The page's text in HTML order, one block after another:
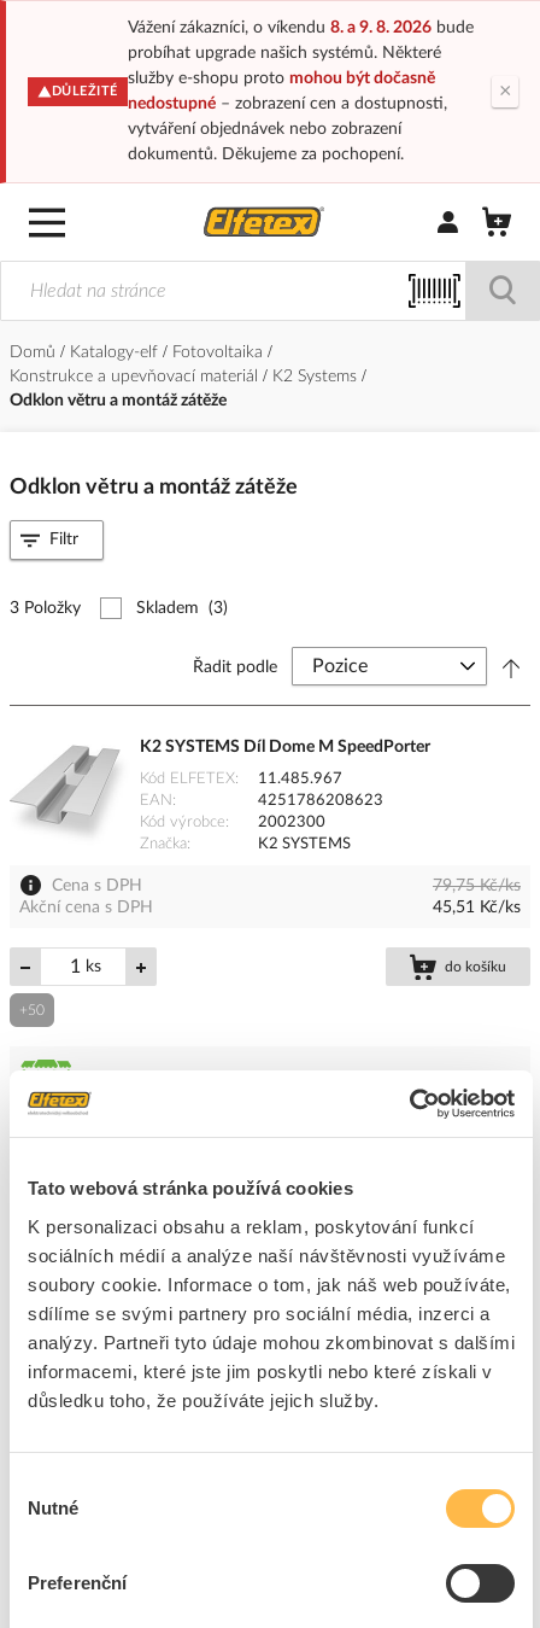
Tato webová stránka používá cookies
K personalizaci obsahu a reklam, poskytování funkcí
sociálních médií a analýze naší návštěvnosti využíváme
soubory cookie. Informace o tom, jak náš web používáte,
sdílíme se svými partnery pro sociální média, inzerci a
analýzy. Partneři tyto údaje mohou zkombinovat s dalšími
informacemi, které jste jim poskytli nebo které získali v
důsledku toho, že používáte jejich služby.
souhlasu
Nutné
Preferenční
DŮLEŽITÉ
Vážení zákazníci, o víkendu 8. a 9. 8. 2026bude
probíhat upgrade našich systémů. Některé
služby e-shopu proto mohou být dočasně
nedostupné– zobrazení cen a dostupnosti,
vytváření objednávek nebo zobrazení
dokumentů. Děkujeme za pochopení.
×
Přihlásit/
Domů Katalogy-elf
Fotovoltaika
Konstrukce a upevňovací materiál
K2 Systems
Odklon větru a montáž zátěže
Odklon větru a montáž zátěže
3 Položky Skladem (3)
Řadit podle
K2 SYSTEMS Díl Dome M SpeedPorter
Kód ELFETEX
11.485.967
EAN
4251786208623
Kód výrobce
2002300
Značka
K2 SYSTEMS
Cena s DPH
79,75 Kč/ks
Akční cena s DPH
45,51 Kč/ks
ks do košíku
+50
63026
K2 SYSTEMS Deflektor S-Dome 6.10 Windbreaker
Kód ELFETEX
11.485.972
4251786214013
Kód výrobce
2003250
Značka
K2 SYSTEMS
Cena s DPH 531,77 Kč/ks
309 ks
Filtr